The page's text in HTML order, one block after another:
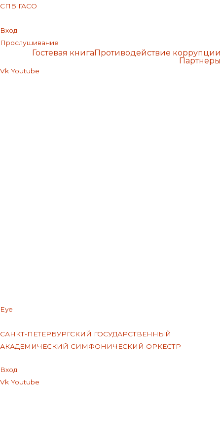
СПБ ГАСО
Вход
Прослушивание
Гостевая книгаПротиводействие коррупции
Партнеры
Vk Youtube
Eye
САНКТ-ПЕТЕРБУРГСКИЙ ГОСУДАРСТВЕННЫЙ
АКАДЕМИЧЕСКИЙ СИМФОНИЧЕСКИЙ ОРКЕСТР
Вход
Vk Youtube